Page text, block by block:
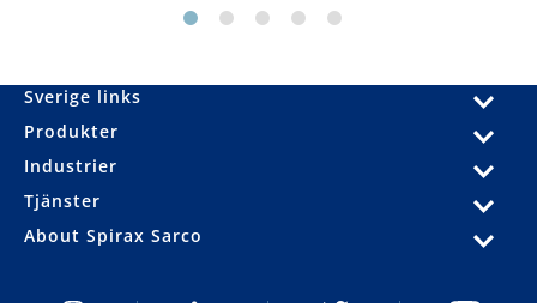
Sverige links
Produkter
Industrier
Tjänster
About Spirax Sarco